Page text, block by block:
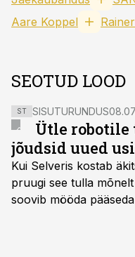
Aare Koppel
SEOTUD LOOD
ST SISUTURUNDUS
Ütle robotile
jõudsid uued
Kui Selveris kostab
pruugi see tulla
soovib mööda